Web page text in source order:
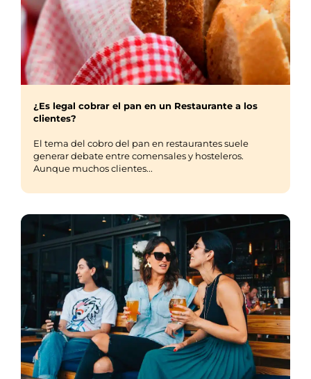
¿Es legal cobrar el pan en un Restaurante a los
clientes?
El tema del cobro del pan en restaurantes suele
generar debate entre comensales y hosteleros.
Aunque muchos clientes...